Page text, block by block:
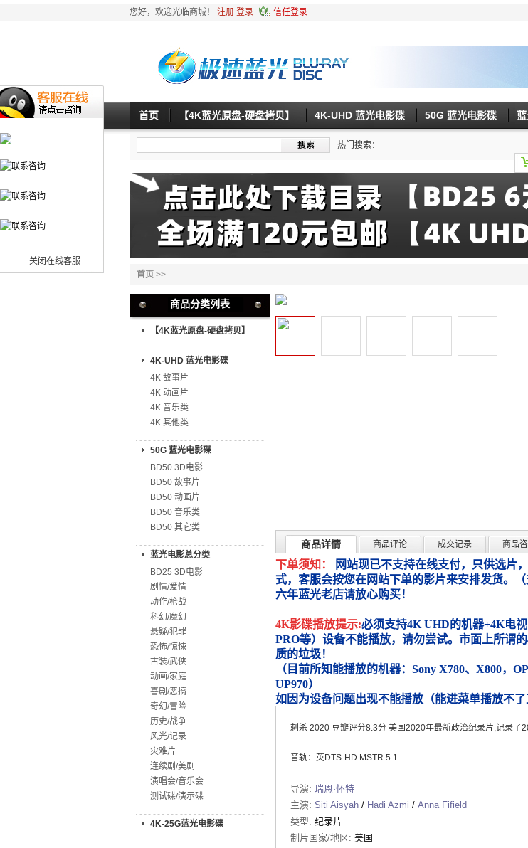
关闭在线客服
您好，欢迎光临商城！ 注册 登录 信任登录
首页 【4K蓝光原盘-硬盘拷贝】 4K-UHD 蓝光电影碟 50G 蓝光电影碟
热门搜索：
首页 >>
商品分类列表
【4K蓝光原盘-硬盘拷贝】
4K-UHD 蓝光电影碟
4K 故事片
4K 动画片
4K 音乐类
4K 其他类
50G 蓝光电影碟
BD50 3D电影
BD50 故事片
BD50 动画片
BD50 音乐类
BD50 其它类
蓝光电影总分类
BD25 3D电影
剧情/爱情
动作/枪战
科幻/魔幻
悬疑/犯罪
恐怖/惊悚
古装/武侠
动画/家庭
喜剧/恶搞
奇幻/冒险
历史/战争
风光/记录
灾难片
连续剧/美剧
演唱会/音乐会
测试碟/演示碟
4K-25G蓝光电影碟
商品详情 商品评论 成交记录 商品
下单须知：
网站现已不支持在线支付，只供选片
式，客服会按您在网站下单的影片来安排发货。
六年蓝光老店请放心购买！
4K影碟播放提示:必须支持4K UHD的机器+4K电
PRO等）设备不能播放，请勿尝试。市面上所谓
质的垃圾！
（目前所知能播放的机器：Sony X780、X800，
UP970）
如因为设备问题出现不能播放（能进菜单播放不了
刺杀 2020 豆瓣评分8.3分 美国2020年最新政治纪录片,记录
音轨：英DTS-HD MSTR 5.1
导演: 瑞恩·怀特
主演: Siti Aisyah / Hadi Azmi / Anna Fifield
类型: 纪录片
制片国家/地区: 美国